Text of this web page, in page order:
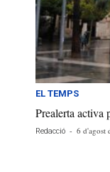
EL TEMPS
Prealerta activa
Redacció - 6 d'agost